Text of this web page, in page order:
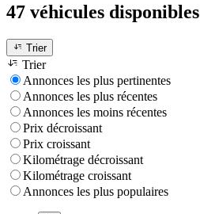
47 véhicules disponibles
Trier
Trier
Annonces les plus pertinentes
Annonces les plus récentes
Annonces les moins récentes
Prix décroissant
Prix croissant
Kilométrage décroissant
Kilométrage croissant
Annonces les plus populaires